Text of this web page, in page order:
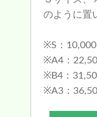
のように置
※S：
※A4：
※B4：
※A3：